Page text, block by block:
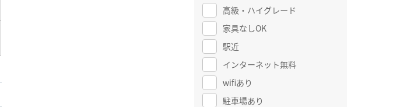
高級・ハイグレード
家具なしOK
駅近
インターネット無料
wifiあり
駐車場あり